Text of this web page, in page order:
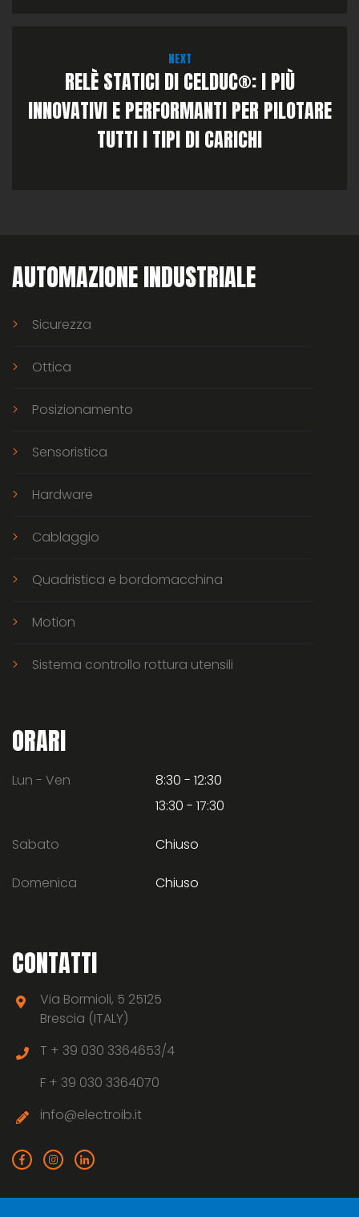
NEXT
RELÈ STATICI DI CELDUC®: I PIÙ
INNOVATIVI E PERFORMANTI PER PILOTARE
TUTTI I TIPI DI CARICHI
AUTOMAZIONE INDUSTRIALE
Sicurezza
Ottica
Posizionamento
Sensoristica
Hardware
Cablaggio
Quadristica e bordomacchina
Motion
Sistema controllo rottura utensili
ORARI
Lun - Ven
8:30 - 12:30
13:30 - 17:30
Sabato Chiuso
Domenica Chiuso
CONTATTI
Via Bormioli, 5 25125
Brescia (ITALY)
T + 39 030 3364653/4
F + 39 030 3364070
info@electroib.it